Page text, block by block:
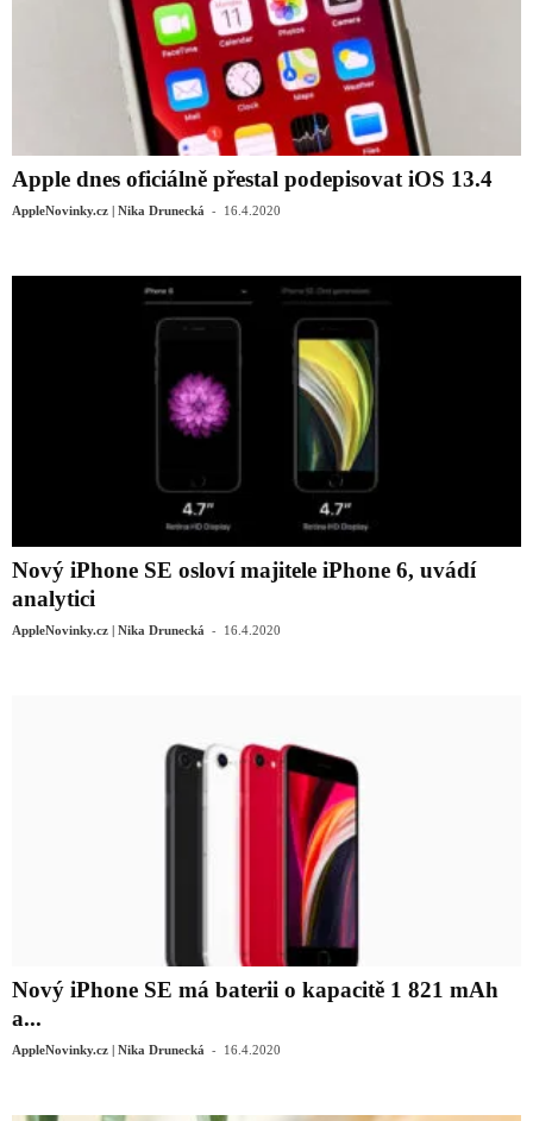
Apple dnes oficiálně přestal podepisovat iOS 13.4
AppleNovinky.cz | Nika Drunecká - 16.4.2020
Nový iPhone SE osloví majitele iPhone 6, uvádí
analytici
AppleNovinky.cz | Nika Drunecká - 16.4.2020
Nový iPhone SE má baterii o kapacitě 1 821 mAh
a...
AppleNovinky.cz | Nika Drunecká - 16.4.2020